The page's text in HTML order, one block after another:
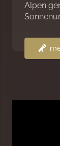
Alpen